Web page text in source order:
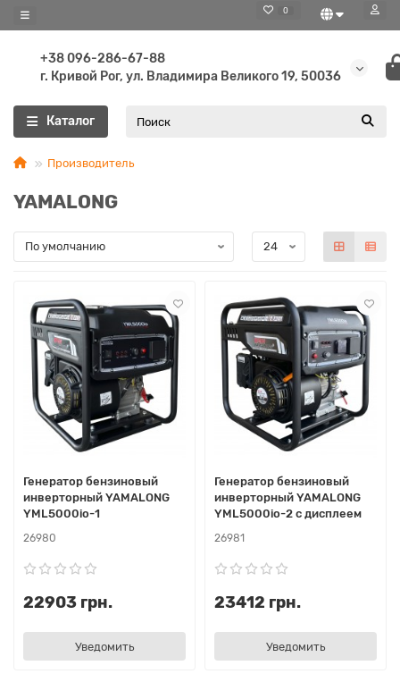
0
+38 096-286-67-88
г. Кривой Рог, ул. Владимира Великого 19, 50036
Каталог
Производитель
YAMALONG
Генератор бензиновый
инверторный YAMALONG
YML5000io-1
26980
22903 грн.
Уведомить
Генератор бензиновый
инверторный YAMALONG
YML5000io-2 с дисплеем
26981
23412 грн.
Уведомить